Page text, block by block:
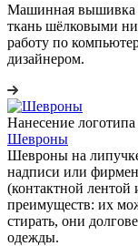
Машинная вышивка
ткань шёлковыми
работу по
дизайнером.
Нанесение логотипа
Шевроны
Шевроны на
надписи или
(контактной
преимуществ: их
стирать, они
одежды.